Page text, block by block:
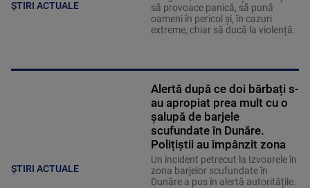
ȘTIRI ACTUALE
să provoace panică, să pună
oameni în pericol și, în cazuri
extreme, chiar să ducă la violență.
ȘTIRI ACTUALE
Alertă după ce doi bărbați s-
au apropiat prea mult cu o
șalupă de barjele
scufundate în Dunăre.
Polițiștii au împânzit zona
Un incident petrecut la Izvoarele în
zona barjelor scufundate în
Dunăre a pus în alertă autoritățile.